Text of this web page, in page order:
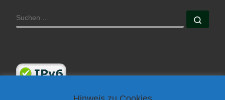
SUCHE